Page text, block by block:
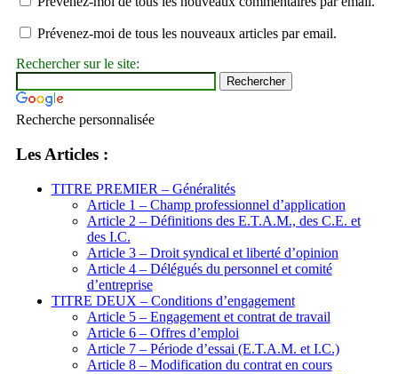
Prévenez-moi de tous les nouveaux articles par email.
Rechercher sur le site:
Recherche personnalisée
Les Articles :
TITRE PREMIER – Généralités
Article 1 – Champ professionnel d’application
Article 2 – Définitions des E.T.A.M., des C.E. et
des I.C.
Article 3 – Droit syndical et liberté d’opinion
Article 4 – Délégués du personnel et comité
d’entreprise
TITRE DEUX – Conditions d’engagement
Article 5 – Engagement et contrat de travail
Article 6 – Offres d’emploi
Article 7 – Période d’essai (E.T.A.M. et I.C.)
Article 8 – Modification du contrat en cours